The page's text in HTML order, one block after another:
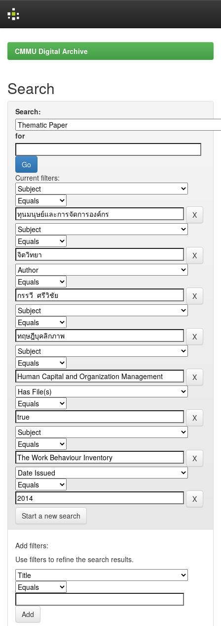
navigationCMMU Digital Archive
Search
Search:
for
Current filters:
Start a new search
Add filters:
Use filters to refine the search results.